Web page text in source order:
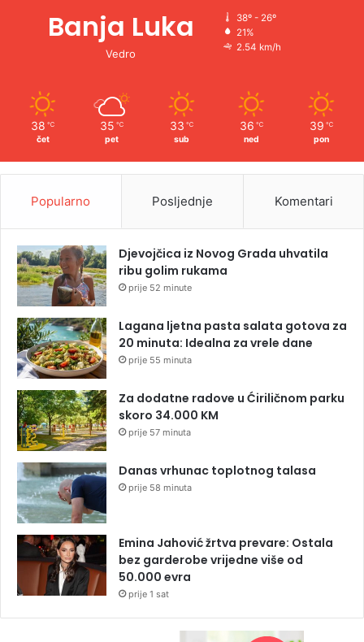
Banja Luka
Vedro
38º - 26º
21%
2.54 km/h
38 ℃
čet
35 ℃
pet
33 ℃
sub
36 ℃
ned
39 ℃
pon
Popularno Posljednje Komentari
Djevojčica iz Novog Grada uhvatila
ribu golim rukama
prije 52 minute
Lagana ljetna pasta salata gotova za
20 minuta: Idealna za vrele dane
prije 55 minuta
Za dodatne radove u Ćiriličnom parku
skoro 34.000 KM
prije 57 minuta
Danas vrhunac toplotnog talasa
prije 58 minuta
Emina Jahović žrtva prevare: Ostala
bez garderobe vrijedne više od
50.000 evra
prije 1 sat